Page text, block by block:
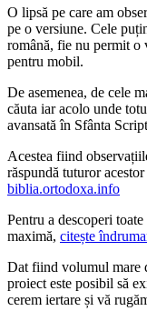
O lipsă pe care am
pe o versiune. Cele
română, fie nu permit o
pentru mobil.
De asemenea, de cele
căuta iar acolo unde
avansată în Sfânta
Acestea fiind
răspundă tuturor
biblia.ortodoxa.info
Pentru a descoperi
maximă, citește
Dat fiind volumul mare
proiect este posibil să
cerem iertare și vă